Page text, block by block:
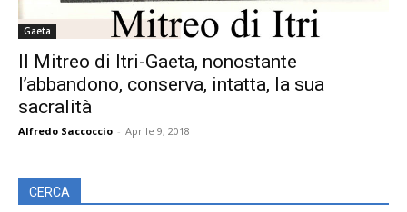
Gaeta
Il Mitreo di Itri-Gaeta, nonostante
l’abbandono, conserva, intatta, la sua
sacralità
Alfredo Saccoccio - Aprile 9, 2018
CERCA